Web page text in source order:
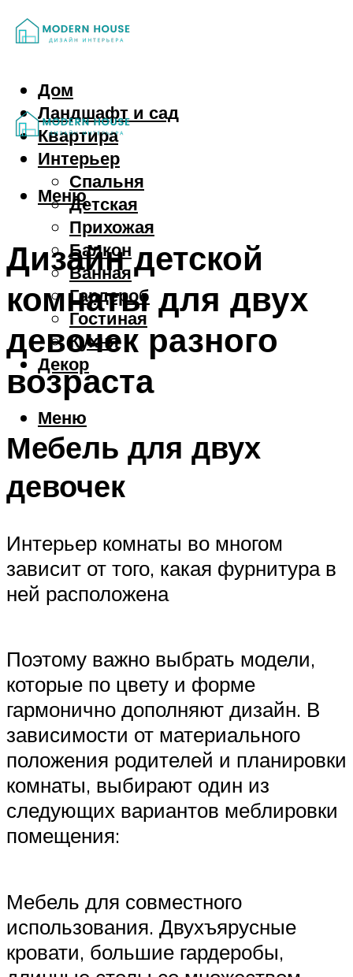
Дом
Ландшафт и сад
Квартира
Интерьер
Спальня
Детская
Прихожая
Балкон
Ванная
Гардероб
Гостиная
Кухня
Декор
Меню
Меню
Дизайн детской
комнаты для двух
девочек разного
возраста
Мебель для двух
девочек
Интерьер комнаты во многом
зависит от того, какая фурнитура в
ней расположена
Поэтому важно выбрать модели,
которые по цвету и форме
гармонично дополняют дизайн. В
зависимости от материального
положения родителей и планировки
комнаты, выбирают один из
следующих вариантов меблировки
помещения:
Мебель для совместного
использования. Двухъярусные
кровати, большие гардеробы,